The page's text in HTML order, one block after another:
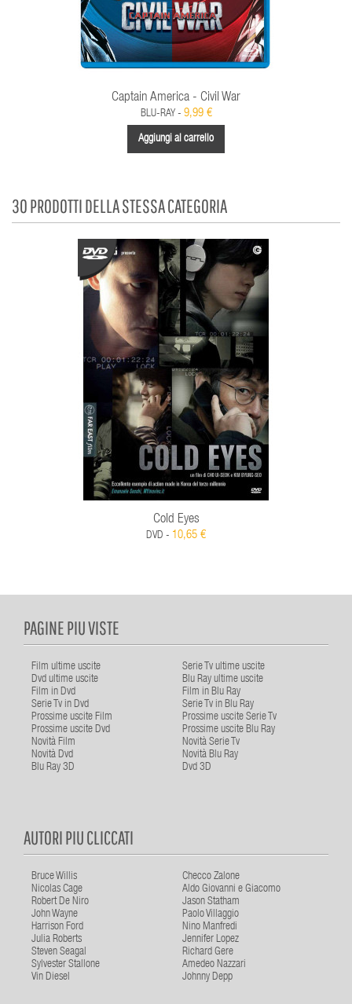
Captain America - Civil War
BLU-RAY - 9,99 €
Aggiungi al carrello
30 PRODOTTI DELLA STESSA CATEGORIA
Cold Eyes
DVD - 10,65 €
PAGINE PIU VISTE
Film ultime uscite
Serie Tv ultime uscite
Dvd ultime uscite
Blu Ray ultime uscite
Film in Dvd
Film in Blu Ray
Serie Tv in Dvd
Serie Tv in Blu Ray
Prossime uscite Film
Prossime uscite Serie Tv
Prossime uscite Dvd
Prossime uscite Blu Ray
Novità Film
Novità Serie Tv
Novità Dvd
Novità Blu Ray
Blu Ray 3D
Dvd 3D
AUTORI PIU CLICCATI
Bruce Willis
Checco Zalone
Nicolas Cage
Aldo Giovanni e Giacomo
Robert De Niro
Jason Statham
John Wayne
Paolo Villaggio
Harrison Ford
Nino Manfredi
Julia Roberts
Jennifer Lopez
Steven Seagal
Richard Gere
Sylvester Stallone
Amedeo Nazzari
Vin Diesel
Johnny Depp